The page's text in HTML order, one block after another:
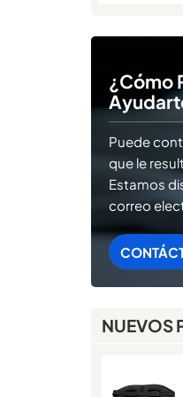
¿Cómo
Puede
que le
Estamos
correo
NUEVOS